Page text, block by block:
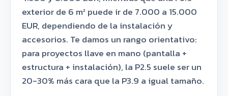
exterior de 6 m² puede ir de 7.000 a 15.000
EUR, dependiendo de la instalación y
accesorios. Te damos un rango orientativo:
para proyectos llave en mano (pantalla +
estructura + instalación), la P2.5 suele ser un
20-30% más cara que la P3.9 a igual tamaño.